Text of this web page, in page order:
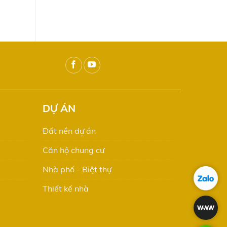
DỰ ÁN
Đất nền dự án
Căn hộ chung cư
Nhà phố - Biệt thự
Thiết kế nhà